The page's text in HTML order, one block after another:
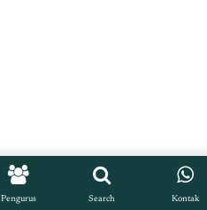
Pengurus Search Kontak